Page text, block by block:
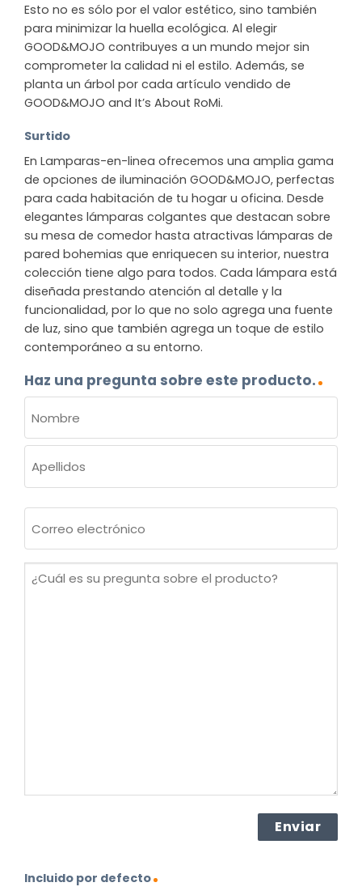
Esto no es sólo por el valor estético, sino también
para minimizar la huella ecológica. Al elegir
GOOD&MOJO contribuyes a un mundo mejor sin
comprometer la calidad ni el estilo. Además, se
planta un árbol por cada artículo vendido de
GOOD&MOJO and It’s About RoMi.
Surtido
En Lamparas-en-linea ofrecemos una amplia gama
de opciones de iluminación GOOD&MOJO, perfectas
para cada habitación de tu hogar u oficina. Desde
elegantes lámparas colgantes que destacan sobre
su mesa de comedor hasta atractivas lámparas de
pared bohemias que enriquecen su interior, nuestra
colección tiene algo para todos. Cada lámpara está
diseñada prestando atención al detalle y la
funcionalidad, por lo que no solo agrega una fuente
de luz, sino que también agrega un toque de estilo
contemporáneo a su entorno.
Haz una pregunta sobre este producto.
(OBLIGATORIO)
Nombre
electrónico
¿Cuál
Incluido por defecto